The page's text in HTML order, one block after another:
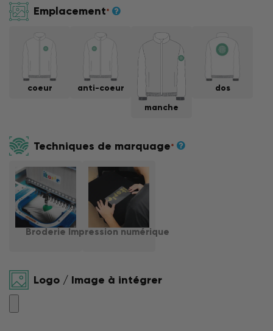
Emplacement*
coeur
anti-coeur
manche
dos
Techniques de marquage*
Broderie Impression numérique
Logo / Image à intégrer